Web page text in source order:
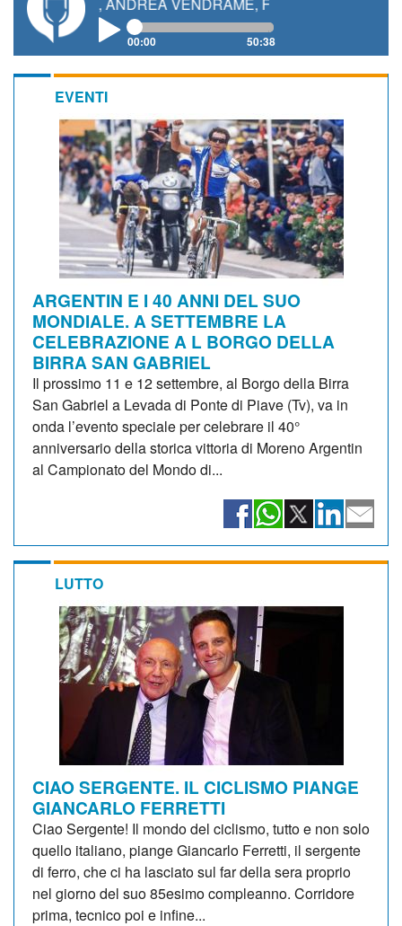
00:00 50:38
EVENTI
ARGENTIN E I 40 ANNI DEL SUO
MONDIALE. A SETTEMBRE LA
CELEBRAZIONE A L BORGO DELLA
BIRRA SAN GABRIEL
Il prossimo 11 e 12 settembre, al Borgo della Birra
San Gabriel a Levada di Ponte di Piave (Tv), va in
onda l’evento speciale per celebrare il 40°
anniversario della storica vittoria di Moreno Argentin
al Campionato del Mondo di...
LUTTO
CIAO SERGENTE. IL CICLISMO PIANGE
GIANCARLO FERRETTI
Ciao Sergente! Il mondo del ciclismo, tutto e non solo
quello italiano, piange Giancarlo Ferretti, il sergente
di ferro, che ci ha lasciato sul far della sera proprio
nel giorno del suo 85esimo compleanno. Corridore
prima, tecnico poi e infine...